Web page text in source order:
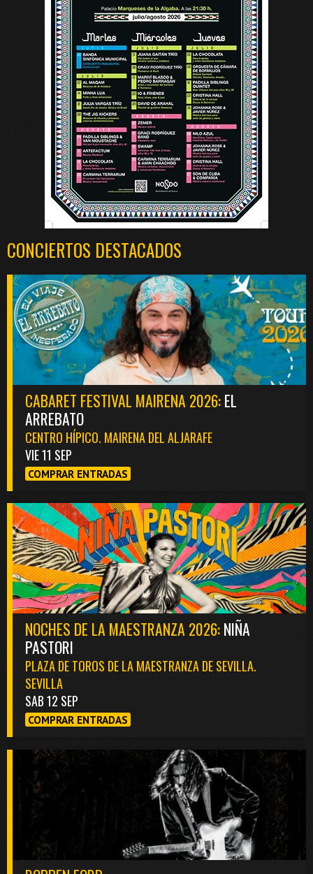
CONCIERTOS DESTACADOS
CABARET FESTIVAL MAIRENA 2026:EL
ARREBATO
CENTRO HÍPICO. MAIRENA DEL ALJARAFE
VIE 11 SEP
COMPRAR ENTRADAS
NOCHES DE LA MAESTRANZA 2026:NIÑA
PASTORI
PLAZA DE TOROS DE LA MAESTRANZA DE SEVILLA.
SEVILLA
SAB 12 SEP
COMPRAR ENTRADAS